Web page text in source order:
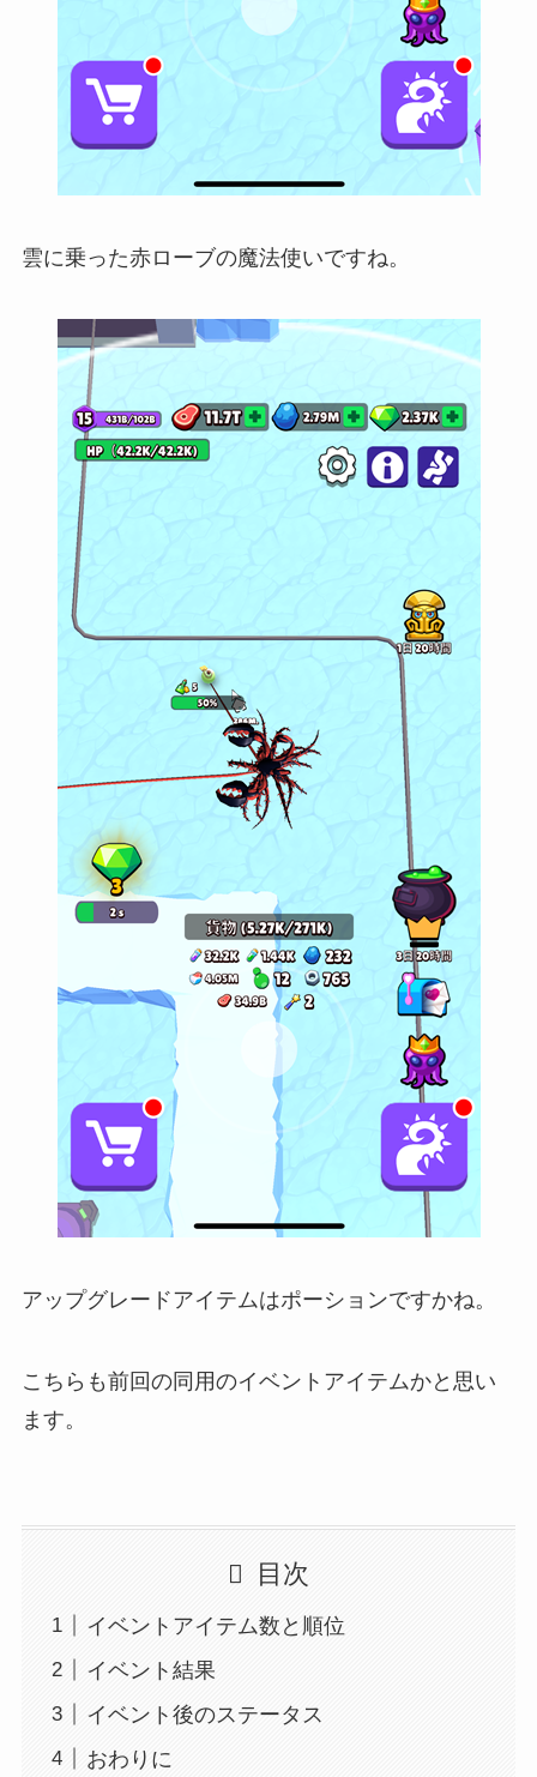
雲に乗った赤ローブの魔法使いですね。
アップグレードアイテムはポーションですかね。
こちらも前回の同用のイベントアイテムかと思い
ます。
目次
イベントアイテム数と順位
イベント結果
イベント後のステータス
おわりに